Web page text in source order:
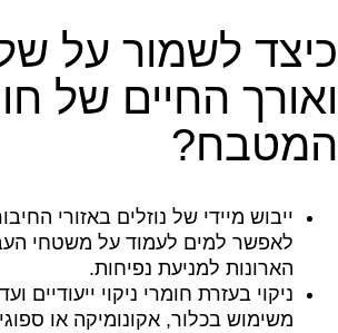
כיצד לשמור על
ואורך החיים של
המטבח?
ייבוש מיידי של נוזלים באזורי
לאפשר למים לעמוד על משטחי
הארונות למניעת נפיחות.
ניקוי בעזרת חומרי ניקוי ייעודיים
משימוש בכלור, אקונומיקה או